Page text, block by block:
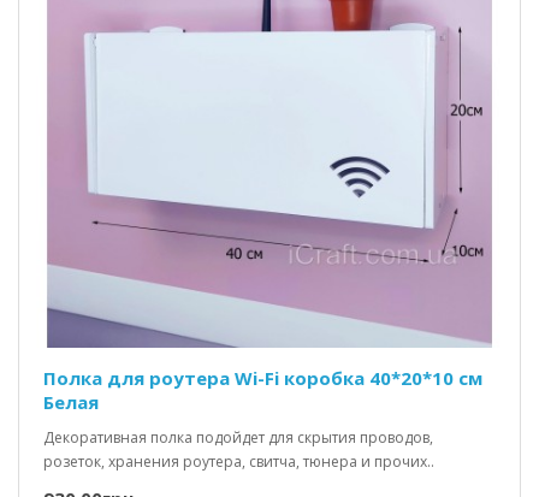
Полка для роутера Wi-Fi коробка 40*20*10 см
Белая
Декоративная полка подойдет для скрытия проводов,
розеток, хранения роутера, свитча, тюнера и прочих..